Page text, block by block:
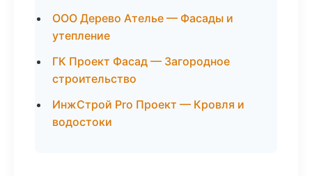
ООО Дерево Ателье — Фасады и
утепление
ГК Проект Фасад — Загородное
строительство
ИнжСтрой Pro Проект — Кровля и
водостоки